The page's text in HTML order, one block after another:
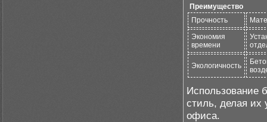
Преимущество
Прочность
Экономия
времени
Экологичность
Использование
стиль, делая их
офиса.